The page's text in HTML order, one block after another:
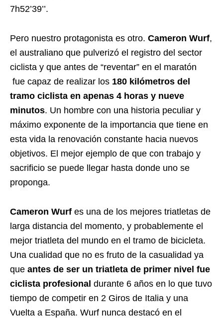
7h52’39’’.
Pero nuestro protagonista es otro. Cameron Wurf,
el australiano que pulverizó el registro del sector
ciclista y que antes de “reventar” en el maratón
fue capaz de realizar los 180 kilómetros del
tramo ciclista en apenas 4 horas y nueve
minutos. Un hombre con una historia peculiar y
máximo exponente de la importancia que tiene en
esta vida la renovación constante hacia nuevos
objetivos. El mejor ejemplo de que con trabajo y
sacrificio se puede llegar hasta donde uno se
proponga.
Cameron Wurf es una de los mejores triatletas de
larga distancia del momento, y probablemente el
mejor triatleta del mundo en el tramo de bicicleta.
Una cualidad que no es fruto de la casualidad ya
que antes de ser un triatleta de primer nivel fue
ciclista profesional durante 6 años en lo que tuvo
tiempo de competir en 2 Giros de Italia y una
Vuelta a España. Wurf nunca destacó en el